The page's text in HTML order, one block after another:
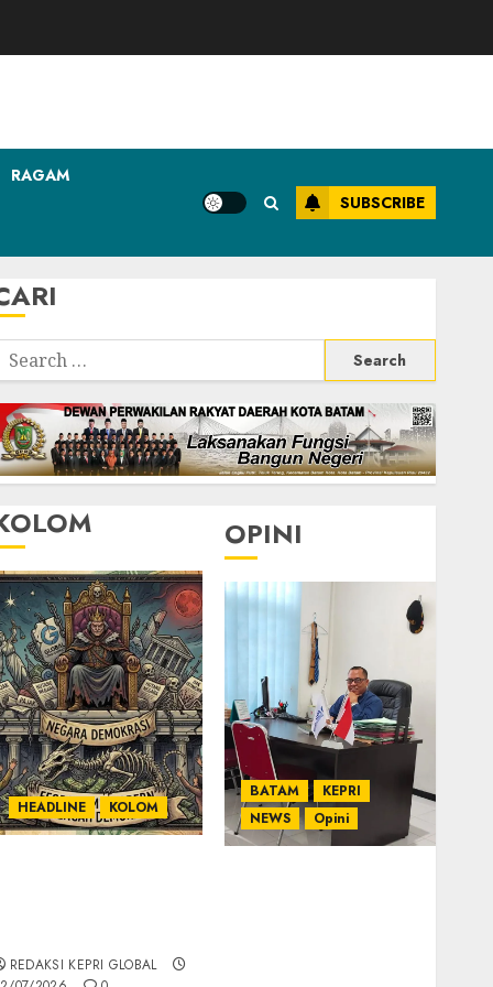
RAGAM
SUBSCRIBE
Search
HEADLINE KOLOM
REDAKSI KEPRI GLOBAL
OPINI
BATAM
KEPRI
NEWS
Opini